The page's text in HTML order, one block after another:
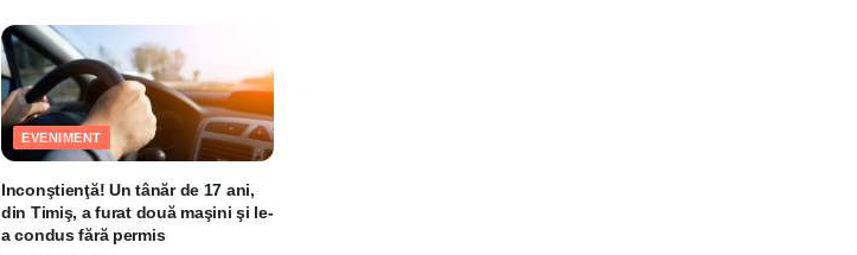
EVENIMENT
Inconştienţă! Un tânăr de 17 ani,
din Timiş, a furat două maşini şi le-
a condus fără permis